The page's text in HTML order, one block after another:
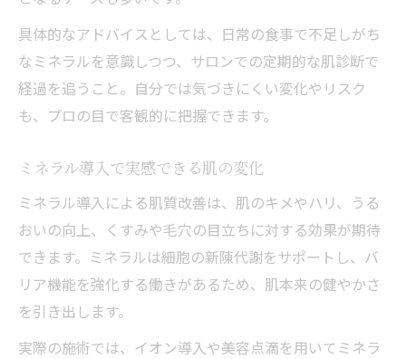
具体的なアドバイスとしては、日常の食事で不足しがち
なミネラルを意識しつつ、サロンでの定期的な肌診断で
経過を追うこと。自分では気づきにくい変化やリスク
も、プロの目で客観的に把握できます。
ミネラル導入で実感できる肌の変化
ミネラル導入による肌質改善は、肌のキメやハリ、うる
おいの向上、くすみや毛穴の目立ちに対する効果が期待
できます。ミネラルは細胞の新陳代謝をサポートし、バ
リア機能を強化する働きがあるため、肌本来の健やかさ
を引き出します。
実際の施術では、イオン導入や美容点滴を用いてミネラ